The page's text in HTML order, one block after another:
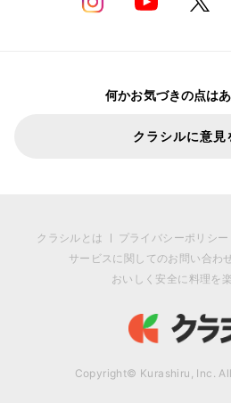
何かお気づきの点は
クラシルに意見
クラシルとは プライバシーポリシー
サービスに関してのお問い合わ
おいしく安全に料理を
Copyright© Kurashiru, Inc.